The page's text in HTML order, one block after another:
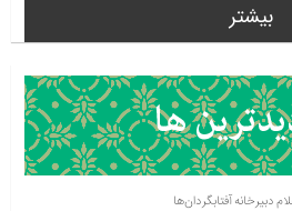
بیشتر
دبیرخانه آفتابگردان‌ها